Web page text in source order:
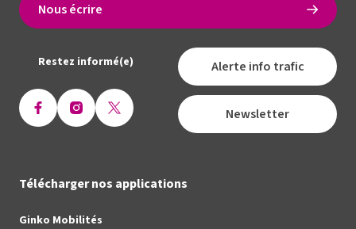
Nous écrire
Restez informé(e)
OuvrirOuvrir Ouvrir
(Twitter)
Alerte info trafic
Newsletter
Télécharger nos applications
Ginko Mobilités